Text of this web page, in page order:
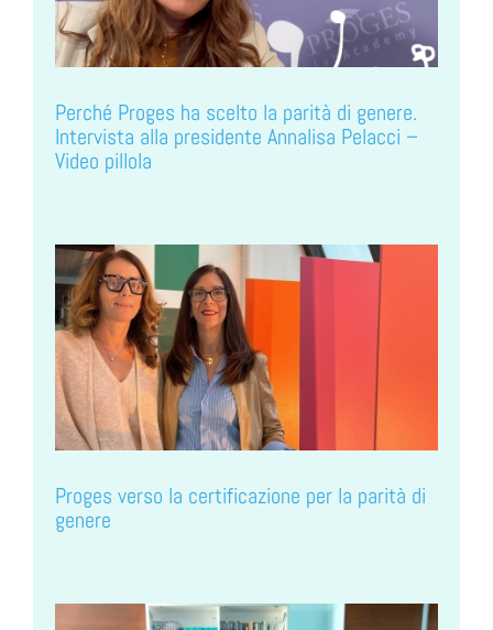
Perché Proges ha scelto la parità di genere.
Intervista alla presidente Annalisa Pelacci –
Video pillola
Proges verso la certificazione per la parità di
genere